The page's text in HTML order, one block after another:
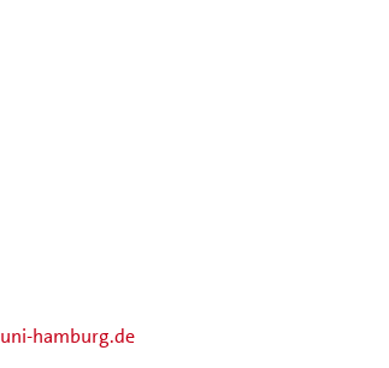
uni-hamburg.de